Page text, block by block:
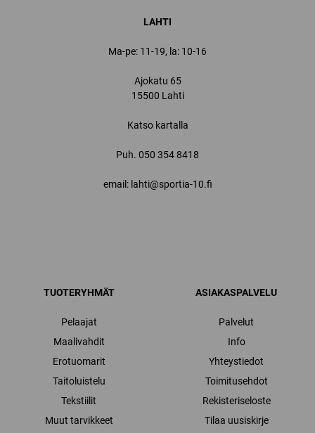
LAHTI
Ma-pe: 11-19, la: 10-16
Ajokatu 65
15500 Lahti
Katso kartalla
Puh. 050 354 8418
email: lahti@sportia-10.fi
TUOTERYHMÄT
Pelaajat
Maalivahdit
Erotuomarit
Taitoluistelu
Tekstiilit
Muut tarvikkeet
ASIAKASPALVELU
Palvelut
Info
Yhteystiedot
Toimitusehdot
Rekisteriseloste
Tilaa uusiskirje